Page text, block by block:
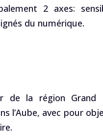
2 axes:
du numérique.
de la région
l’Aube, avec pour